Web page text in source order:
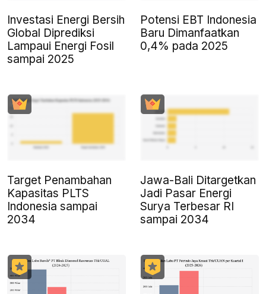
Investasi Energi Bersih
Global Diprediksi
Lampaui Energi Fosil
sampai 2025
Potensi EBT Indonesia
Baru Dimanfaatkan
0,4% pada 2025
Target Penambahan
Kapasitas PLTS
Indonesia sampai
2034
Jawa-Bali Ditargetkan
Jadi Pasar Energi
Surya Terbesar RI
sampai 2034